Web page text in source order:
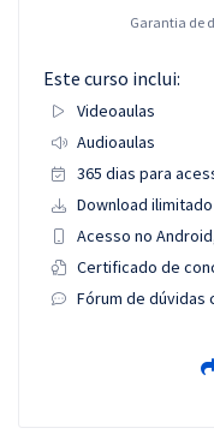
Garantia de
Este curso inclui:
Videoaulas
Audioaulas
365 dias para
Download
Acesso no
Certificado de
Fórum de